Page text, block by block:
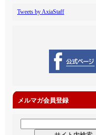
Tweets by AxiaStaff
メルマガ会員登録